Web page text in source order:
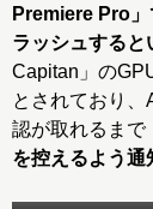
Premiere Pro
ラッシュすると
Capitan」の
とされており
認が取れるまで
を控えるよう通